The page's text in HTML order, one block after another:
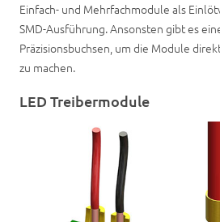
Einfach- und Mehrfachmodule als
SMD-Ausführung. Ansonsten gibt es
Präzisionsbuchsen, um die Module
zu machen.
LED Treibermodule